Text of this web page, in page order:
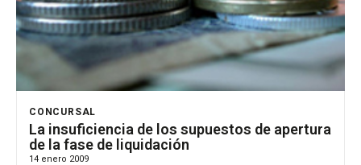
CONCURSAL
La insuficiencia de los supuestos de apertura
de la fase de liquidación
14 enero 2009